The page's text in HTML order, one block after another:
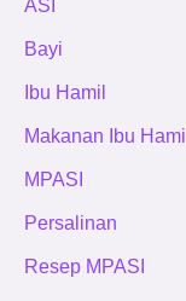
ASI
Bayi
Ibu Hamil
Makanan Ibu Hamil
MPASI
Persalinan
Resep MPASI